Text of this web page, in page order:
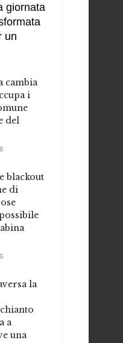
giornata
un
cambia
i
del
blackout
di
la
a
una